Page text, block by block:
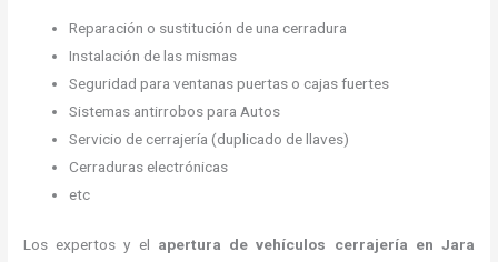
Reparación o sustitución de una cerradura
Instalación de las mismas
Seguridad para ventanas puertas o cajas fuertes
Sistemas antirrobos para Autos
Servicio de cerrajería (duplicado de llaves)
Cerraduras electrónicas
etc
Los expertos y el apertura de vehículos cerrajería en Jara